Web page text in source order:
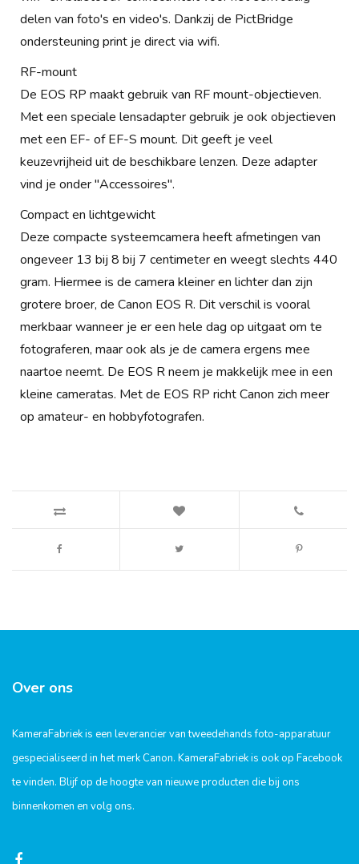
delen van foto's en video's. Dankzij de PictBridge
ondersteuning print je direct via wifi.
RF-mount
De EOS RP maakt gebruik van RF mount-objectieven.
Met een speciale lensadapter gebruik je ook objectieven
met een EF- of EF-S mount. Dit geeft je veel
keuzevrijheid uit de beschikbare lenzen. Deze adapter
vind je onder "Accessoires".
Compact en lichtgewicht
Deze compacte systeemcamera heeft afmetingen van
ongeveer 13 bij 8 bij 7 centimeter en weegt slechts 440
gram. Hiermee is de camera kleiner en lichter dan zijn
grotere broer, de Canon EOS R. Dit verschil is vooral
merkbaar wanneer je er een hele dag op uitgaat om te
fotograferen, maar ook als je de camera ergens mee
naartoe neemt. De EOS R neem je makkelijk mee in een
kleine cameratas. Met de EOS RP richt Canon zich meer
op amateur- en hobbyfotografen.
Over ons
KameraFabriek is een leverancier van tweedehands foto-apparatuur
gespecialiseerd in het merk Canon. KameraFabriek is ook op Facebook
te vinden. Blijf op de hoogte van nieuwe producten die bij ons
binnenkomen en volg ons.